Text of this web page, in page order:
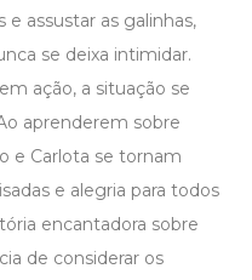
e assustar as galinhas,
se deixa intimidar.
ação, a situação se
aprenderem sobre
e Carlota se tornam
e alegria para todos
encantadora sobre
de considerar os